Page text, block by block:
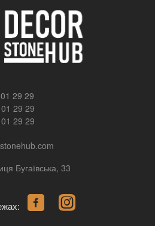
29 29
29 29
29 29
Бугаївська, 33